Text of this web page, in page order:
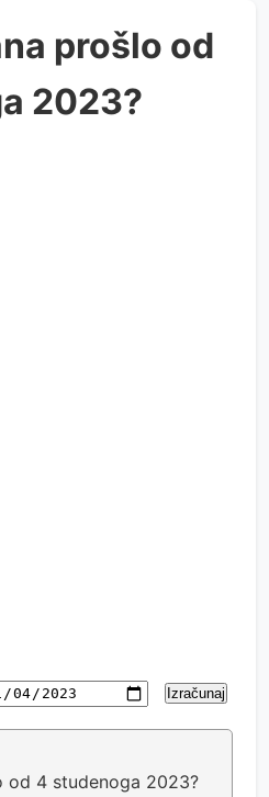
prošlo od
2023?
Izračunaj
od 4 studenoga 2023?